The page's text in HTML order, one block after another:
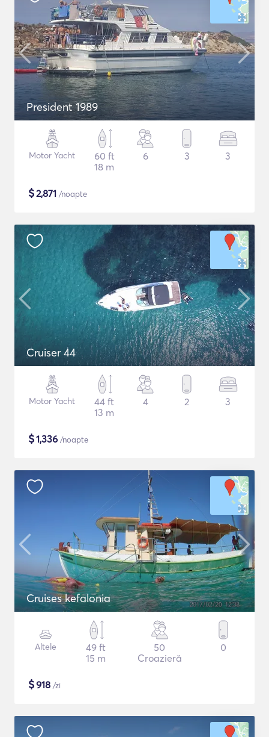
President 1989
Motor Yacht
60 ft
18 m
6 3 3
$2,871 /noapte
Cruiser 44
Motor Yacht
44 ft
13 m
4 2 3
$1,336 /noapte
Cruises kefalonia
Altele
49 ft
15 m
50
Croazieră
0
$918 /zi